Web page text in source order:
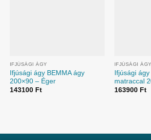
IFJÚSÁGI ÁGY
Ifjúsági ágy BEMMA ágy
200×90 – Éger
143100 Ft
IFJÚSÁGI ÁGY
Ifjúsági
matraccal
163900 Ft